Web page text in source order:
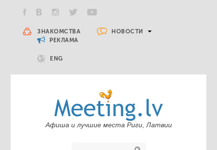
ЗНАКОМСТВА
НОВОСТИ
РЕКЛАМА
ENG
Афиша и лучшие места Риги, Латвии